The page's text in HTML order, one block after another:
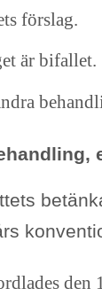
förslag.
är bifallet.
den